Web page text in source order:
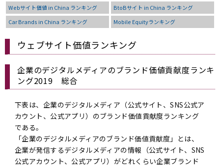
Webサイト価値 in China ランキング
BtoBサイト in China ランキング
Car Brands in China ランキング
Mobile Equityランキング
ウェブサイト価値ランキング
企業のデジタルメディアのブランド価値貢献度ランキ
ング2019 総合
下表は、企業のデジタルメディア（公式サイト、SNS公式ア
カウント、公式アプリ）のブランド価値貢献度ランキング
である。
「企業のデジタルメディアのブランド価値貢献度」とは、
企業が発信するデジタルメディアの情報（公式サイト、SNS
公式アカウント、公式アプリ）がどれくらい企業ブランド